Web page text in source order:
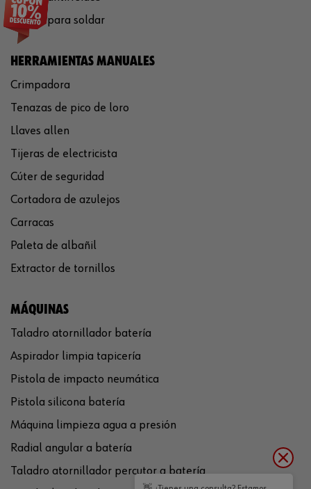
Careta para soldar
HERRAMIENTAS MANUALES
Crimpadora
Tenazas de pico de loro
Llaves allen
Tijeras de electricista
Cúter de seguridad
Cortadora de azulejos
Carracas
Paleta de albañil
Extractor de tornillos
MÁQUINAS
Taladro atornillador batería
Aspirador limpia tapicería
Pistola de impacto neumática
Pistola silicona batería
Máquina limpieza agua a presión
Radial angular a batería
Taladro atornillador percutor a batería